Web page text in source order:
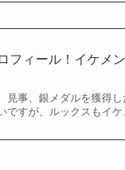
フィール！イケメ
見事、銀メダルを獲得
ですが、ルックスもイ